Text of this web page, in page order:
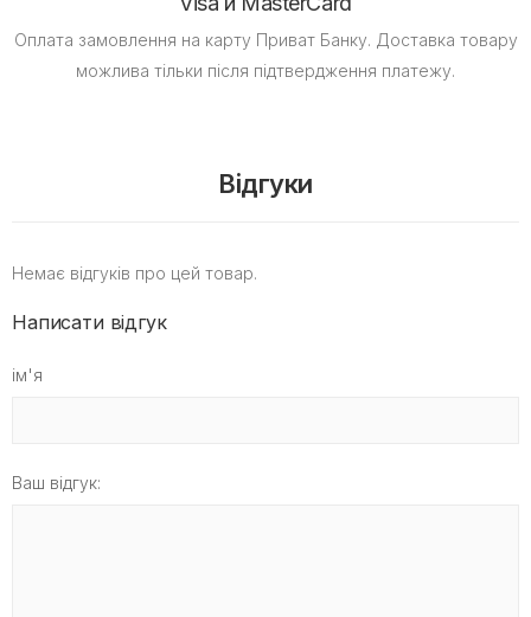
Оплата замовлення на карту Приват Банку. Доставка товару
можлива тільки після підтвердження платежу.
Відгуки
Немає відгуків про цей товар.
Написати відгук
ім'я
Ваш відгук: